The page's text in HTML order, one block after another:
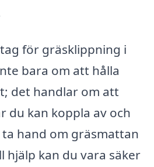
för gräsklippning i
bara om att hålla
det handlar om att
du kan koppla av och
hand om gräsmattan
hjälp kan du vara säker